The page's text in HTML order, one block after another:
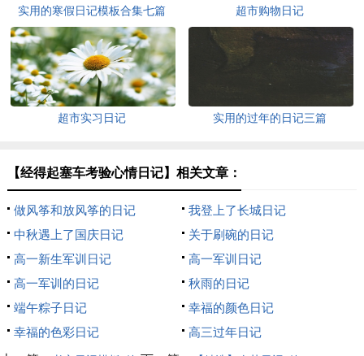
实用的寒假日记模板合集七篇 超市购物日记
超市实习日记 实用的过年的日记三篇
【经得起塞车考验心情日记】相关文章：
做风筝和放风筝的日记
我登上了长城日记
中秋遇上了国庆日记
关于刷碗的日记
高一新生军训日记
高一军训日记
高一军训的日记
秋雨的日记
端午粽子日记
幸福的颜色日记
幸福的色彩日记
高三过年日记